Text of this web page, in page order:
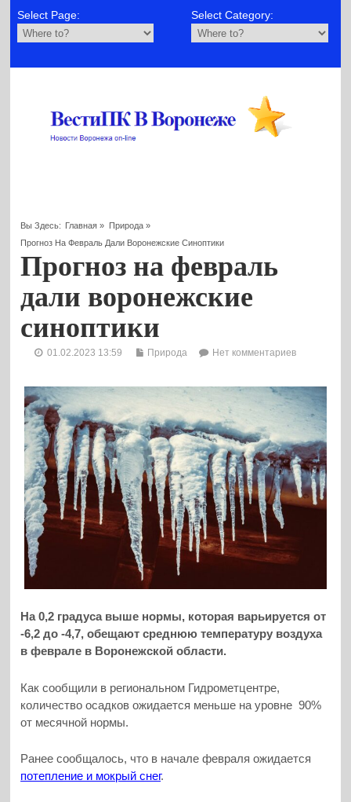
Select Page: Select Category:
Вы Здесь: Главная » Природа»
Прогноз На Февраль Дали Воронежские Синоптики
Прогноз на февраль
дали воронежские
синоптики
01.02.2023 13:59 Природа Нет комментариев
На 0,2 градуса выше нормы, которая варьируется от
-6,2 до -4,7, обещают среднюю температуру воздуха
в феврале в Воронежской области.
Как сообщили в региональном Гидрометцентре,
количество осадков ожидается меньше на уровне 90%
от месячной нормы.
Ранее сообщалось, что в начале февраля ожидается
потепление и мокрый снег.